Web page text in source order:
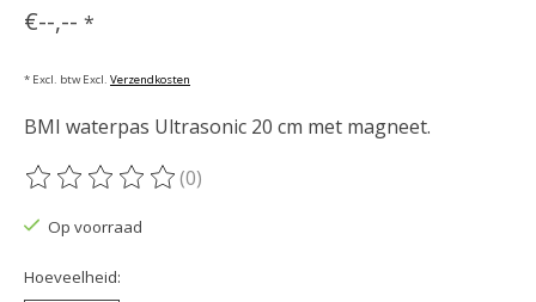
€--,-- *
* Excl. btw Excl. Verzendkosten
BMI waterpas Ultrasonic 20 cm met magneet.
De beoordeling van dit product is
(0)
Op voorraad
Hoeveelheid: